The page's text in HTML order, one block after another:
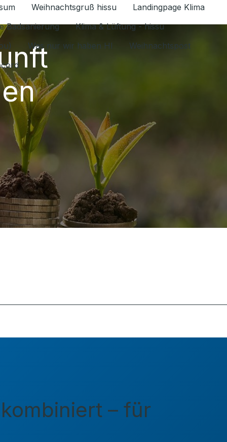
Datenschutz 1.6.2026 umschalten
Weihnachtsgruß hissu
Landingpage Klima
Badsanierung
Klima & Lüftung - hissu
Was nur wir haben HI
Weihnachtspost
– für